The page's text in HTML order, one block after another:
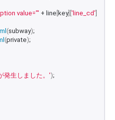
value="' + line key][ 'line_cd'
(subway);
(private);
発生しました。');